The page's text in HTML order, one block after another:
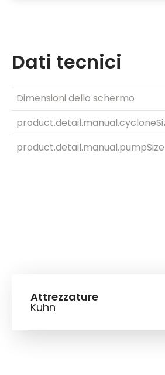
Dati tecnici
Dimensioni dello schermo
product.detail.manual.pumpSize
Attrezzature
Kuhn